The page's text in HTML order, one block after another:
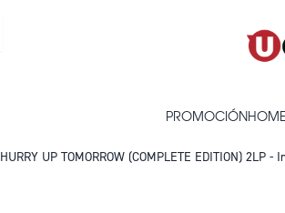
PROMOCIÓNHOME
HURRY UP TOMORROW (COMPLETE EDITION) 2LP -